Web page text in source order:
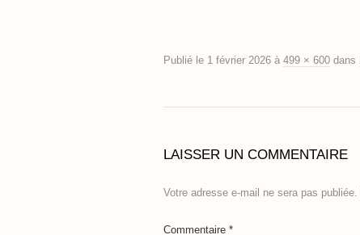
Publié le 1 février 2026 à 499 × 600 dans
LAISSER UN COMMENTAIRE
Votre adresse e-mail ne sera pas publiée.
Commentaire *